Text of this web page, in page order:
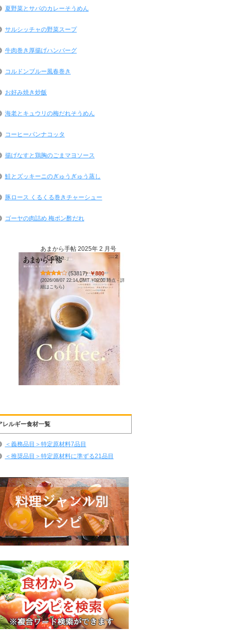
夏野菜とサバのカレーそうめん
サルシッチャの野菜スープ
牛肉巻き厚揚げハンバーグ
コルドンブルー風春巻き
お好み焼き炒飯
海老とキュウリの梅だれそうめん
コーヒーパンナコッタ
揚げなすと鶏胸のごまマヨソース
鮭とズッキーニのぎゅうぎゅう蒸し
豚ロース くるくる巻きチャーシュー
ゴーヤの肉詰め 梅ポン酢だれ
あまから手帖 2025年 2 月号
「Coffee.」
(53817) ￥880
(2026/08/07 22:14 GMT +09:00 時点 -詳
細はこちら)
レルギー食材一覧
＜義務品目＞特定原材料7品目
＜推奨品目＞特定原材料に準ずる21品目